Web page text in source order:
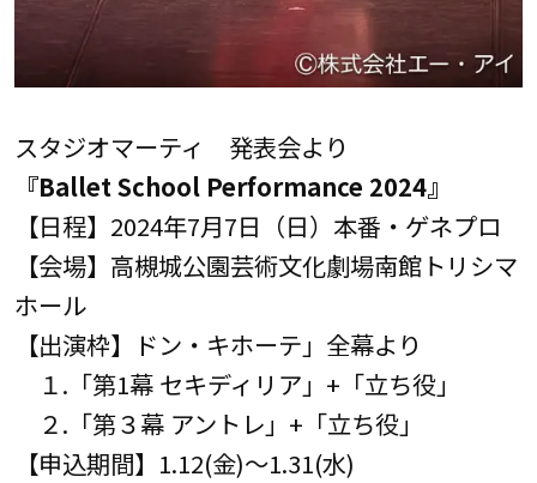
スタジオマーティ 発表会より
『Ballet School Performance 2024』
【日程】2024年7月7日（日）本番・ゲネプロ
【会場】高槻城公園芸術文化劇場南館トリシマ
ホール
【出演枠】ドン・キホーテ」全幕より
１.「第1幕 セキディリア」+「立ち役」
２.「第３幕 アントレ」+「立ち役」
【申込期間】1.12(金)～1.31(水)